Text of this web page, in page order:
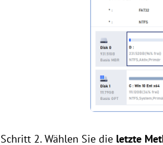
Schritt 2. Wählen Sie die letzte